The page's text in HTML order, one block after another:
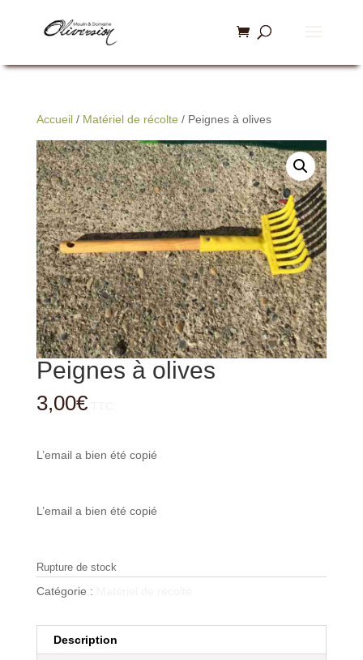
Accueil/ Matériel de récolte / Peignes à olives
Peignes à olives
3,00€
L’email a bien été copié
L’email a bien été copié
Rupture de stock
Catégorie :
Description